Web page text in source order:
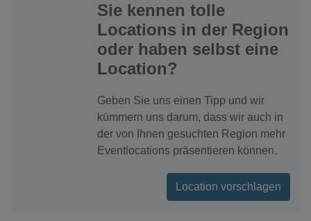
Sie kennen tolle
Locations in der Region
oder haben selbst eine
Location?
Geben Sie uns einen Tipp und wir
kümmern uns darum, dass wir auch in
der von Ihnen gesuchten Region mehr
Eventlocations präsentieren können.
Location vorschlagen